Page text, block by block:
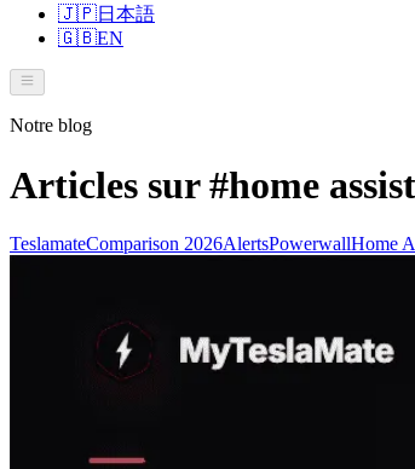
🇯🇵日本語
🇬🇧EN
Notre blog
Articles sur#home
TeslamateComparison 2026AlertsPowerwallHome